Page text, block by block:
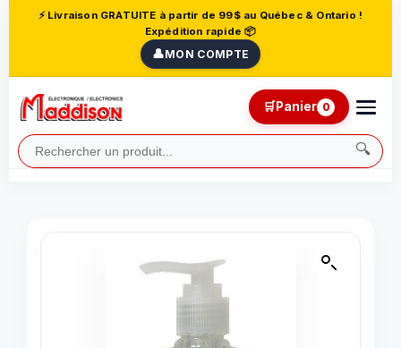
⚡ Livraison GRATUITE à partir de 99$ au Québec & Ontario !
Expédition rapide 📦
👤MON COMPTE
🔍
🛒Panier 0